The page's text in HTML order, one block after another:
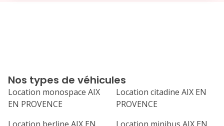
24 25 26
31
septembre 2026
Nos types de véhicules
Location monospace AIX
EN PROVENCE
Location citadine AIX EN
PROVENCE